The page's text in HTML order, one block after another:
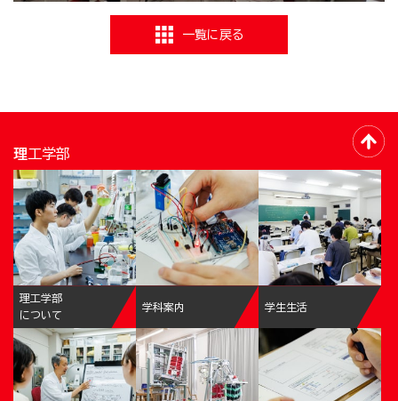
一覧に戻る
理工学部
理工学部
について
学科案内 学生生活